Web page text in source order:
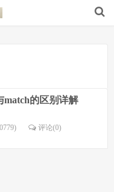
match的区别详解
评论(0)